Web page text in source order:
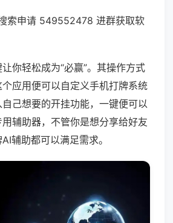
索申请 549552478 进群获取软
你轻松成为“必赢”。其操作方式
应用便可以自定义手机打牌系统
己想要的开挂功能，一键便可以
辅助器，不管你是想分享给好友
辅助都可以满足需求。